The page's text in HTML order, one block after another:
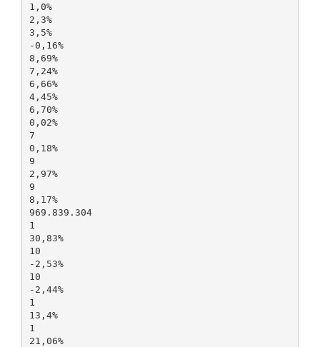
1,0%
2,3%
3,5%
-0,16%
8,69%
7,24%
6,66%
4,45%
6,70%
0,02%
7
0,18%
9
2,97%
9
8,17%
969.839.304
1
30,83%
10
-2,53%
10
-2,44%
1
13,4%
1
21,06%